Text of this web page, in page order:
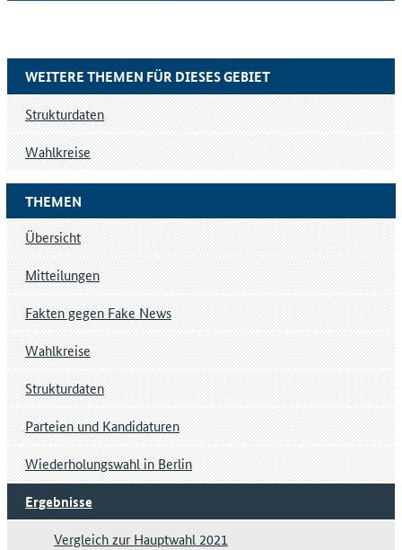
THEMEN
Übersicht
Mitteilungen
Fakten gegen Fake News
Wahlkreise
Strukturdaten
Parteien und Kandidaturen
Wiederholungswahl in Berlin
Ergebnisse
Vergleich zur Hauptwahl 2021
WEITERE THEMEN FÜR DIESES GEBIET
Strukturdaten
Wahlkreise